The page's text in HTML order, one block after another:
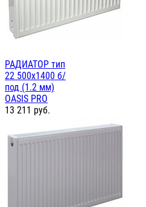
РАДИАТОР тип
22 500х1400 б/
под (1.2 мм)
OASIS PRO
13 211 руб.